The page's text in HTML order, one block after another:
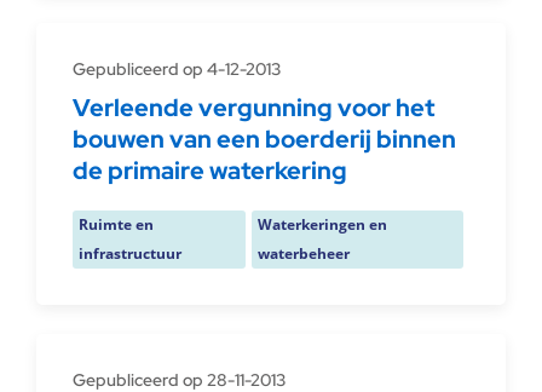
Verleende vergunning voor het
bouwen van een boerderij binnen
de primaire waterkering
Gepubliceerd op 4-12-2013
Ruimte en
infrastructuur
Waterkeringen en
waterbeheer
Gepubliceerd op 28-11-2013